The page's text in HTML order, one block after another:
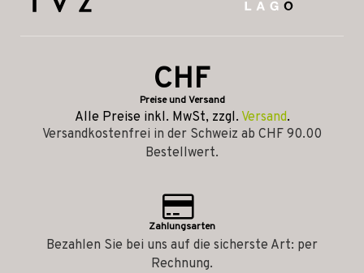
CHF
Preise und Versand
Alle Preise inkl. MwSt, zzgl. Versand.
Versandkostenfrei in der Schweiz ab CHF 90.00
Bestellwert.
Zahlungsarten
Bezahlen Sie bei uns auf die sicherste Art: per
Rechnung.